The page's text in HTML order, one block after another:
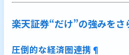
楽天証券“だけ”の強みをさ
圧倒的な経済圏連携 ¶